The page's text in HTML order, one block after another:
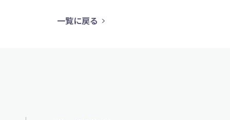
一覧に戻る